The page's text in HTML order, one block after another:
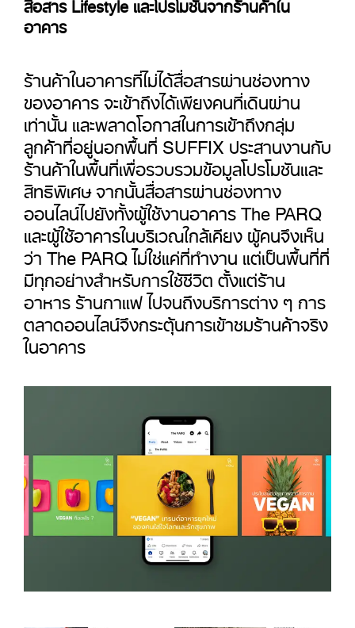
อาคาร
ร้านค้าในอาคารที่ไม่ได้สื่อสารผ่านช่องทาง
ของอาคาร จะเข้าถึงได้เพียงคนที่เดินผ่าน
เท่านั้น และพลาดโอกาสในการเข้าถึงกลุ่ม
ลูกค้าที่อยู่นอกพื้นที่ SUFFIX ประสานงานกับ
ร้านค้าในพื้นที่เพื่อรวบรวมข้อมูลโปรโมชันและ
สิทธิพิเศษ จากนั้นสื่อสารผ่านช่องทาง
ออนไลน์ไปยังทั้งผู้ใช้งานอาคาร The PARQ
และผู้ใช้อาคารในบริเวณใกล้เคียง ผู้คนจึงเห็น
ว่า The PARQ ไม่ใช่แค่ที่ทำงาน แต่เป็นพื้นที่ที่
มีทุกอย่างสำหรับการใช้ชีวิต ตั้งแต่ร้าน
อาหาร ร้านกาแฟ ไปจนถึงบริการต่าง ๆ การ
ตลาดออนไลน์จึงกระตุ้นการเข้าชมร้านค้าจริง
ในอาคาร